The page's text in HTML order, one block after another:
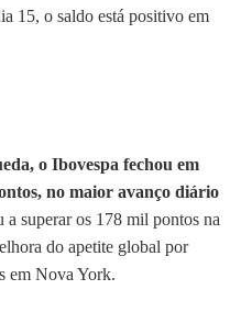
15, o saldo está positivo em
o Ibovespa fechou em
no maior avanço diário
a superar os 178 mil pontos na
do apetite global por
em Nova York.